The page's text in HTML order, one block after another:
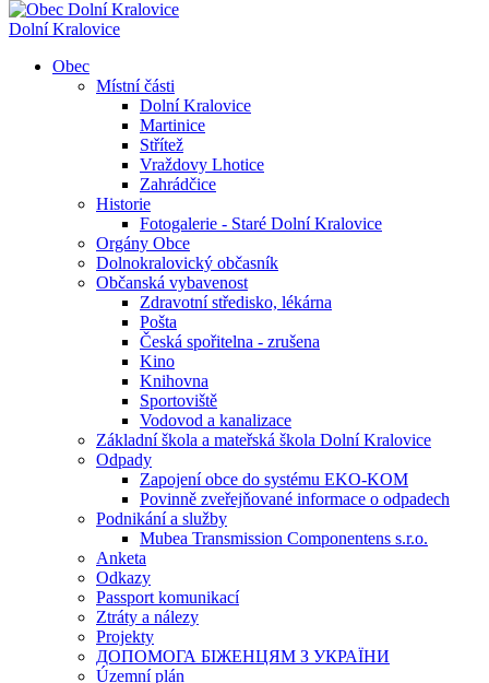
Dolní Kralovice
Obec
Místní části
Dolní Kralovice
Martinice
Střítež
Vraždovy Lhotice
Zahrádčice
Historie
Fotogalerie - Staré Dolní Kralovice
Orgány Obce
Dolnokralovický občasník
Občanská vybavenost
Zdravotní středisko, lékárna
Pošta
Česká spořitelna - zrušena
Kino
Knihovna
Sportoviště
Vodovod a kanalizace
Základní škola a mateřská škola Dolní Kralovice
Odpady
Zapojení obce do systému EKO-KOM
Povinně zveřejňované informace o odpadech
Podnikání a služby
Mubea Transmission Componentens s.r.o.
Anketa
Odkazy
Passport komunikací
Ztráty a nálezy
Projekty
ДОПОМОГА БІЖЕНЦЯМ З УКРАЇНИ
Územní plán